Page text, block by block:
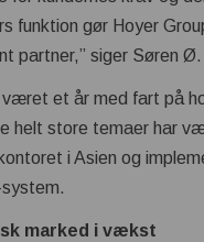
funktion gør Hoyer
partner,” siger Søren
været et år med fart på
helt store temaer har
i Asien og
marked i vækst